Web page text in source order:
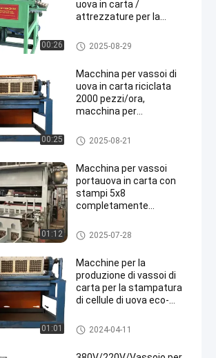
00:26
uova in carta /
attrezzature per la
linea di produzione di
vassoi per uova con
Uovo Tray Packaging Machine
2025-08-29
00:25
Macchina per vassoi di
uova in carta riciclata
2000 pezzi/ora,
macchina per
macchina per la
produzione di vassoi di
macchina per fare vassoi per u
ova
2025-08-21
01:12
Macchina per vassoi
portauova in carta con
stampi 5x8
completamente
pezzi/ora
linea di produzione di vassoi p
er uova
2025-07-28
01:01
Macchine per la
produzione di vassoi di
carta per la stampatura
di cellule di uova eco-
Uovo rotatorio Tray Machine
2024-04-11